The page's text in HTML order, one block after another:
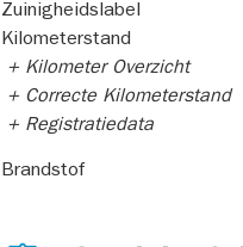
Zuinigheidslabel
Kilometerstand
+ Kilometer Overzicht
+ Correcte Kilometerstand
+ Registratiedata
Brandstof